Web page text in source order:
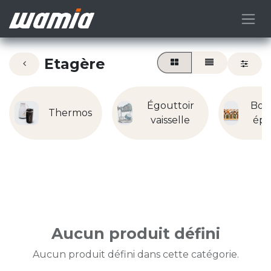
Etagère
Thermos
Égouttoir
vaisselle
Aucun produit défini
Aucun produit défini dans cette catégorie.